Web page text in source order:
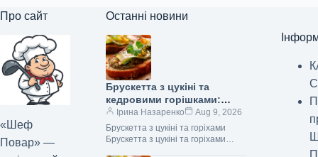
Про сайт
«Шеф
Повар» —
Останні новини
Брускетта з цукіні та
кедровими горішками:
рецепт смаколика з фото
(345 ккал)
Ірина Назаренко
Aug 9, 2026
Брускетта з цукіні та горіхами
Брускетта з цукіні та горіхами